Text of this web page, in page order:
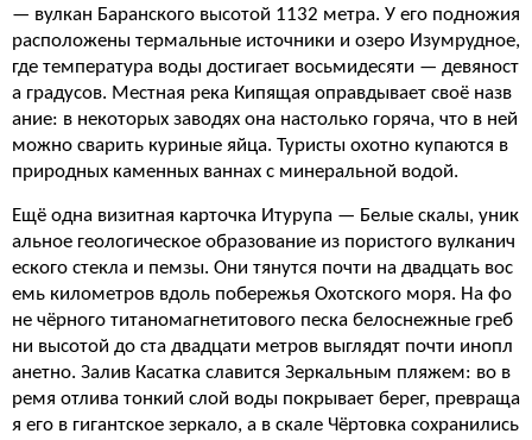
— вулкан Баранского высотой 1132 метра. У его подножия
расположены термальные источники и озеро Изумрудное,
где температура воды достигает восьмидесяти — девяност
а градусов. Местная река Кипящая оправдывает своё назв
ание: в некоторых заводях она настолько горяча, что в ней
можно сварить куриные яйца. Туристы охотно купаются в
природных каменных ваннах с минеральной водой.
Ещё одна визитная карточка Итурупа — Белые скалы, уник
альное геологическое образование из пористого вулканич
еского стекла и пемзы. Они тянутся почти на двадцать вос
емь километров вдоль побережья Охотского моря. На фо
не чёрного титаномагнетитового песка белоснежные греб
ни высотой до ста двадцати метров выглядят почти инопл
анетно. Залив Касатка славится Зеркальным пляжем: во в
ремя отлива тонкий слой воды покрывает берег, превраща
я его в гигантское зеркало, а в скале Чёртовка сохранились